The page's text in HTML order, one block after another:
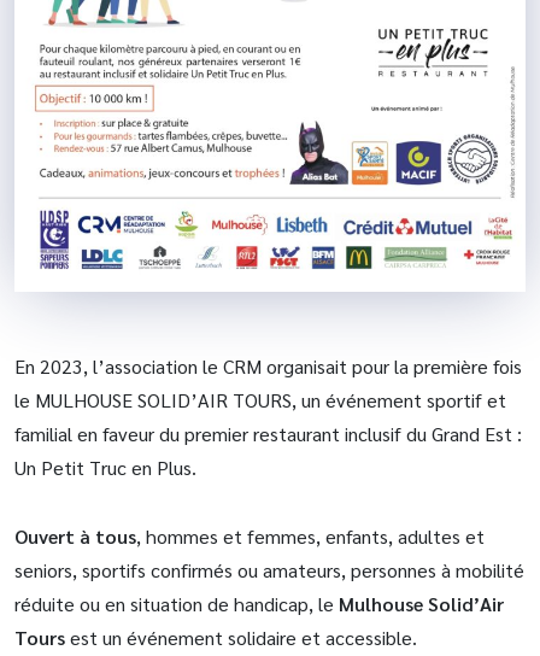
En 2023, l’association le CRM organisait pour la première fois
le MULHOUSE SOLID’AIR TOURS, un événement sportif et
familial en faveur du premier restaurant inclusif du Grand Est :
Un Petit Truc en Plus.
Ouvert à tous, hommes et femmes, enfants, adultes et
seniors, sportifs confirmés ou amateurs, personnes à mobilité
réduite ou en situation de handicap, le Mulhouse Solid’Air
Toursest un événement solidaire et accessible.